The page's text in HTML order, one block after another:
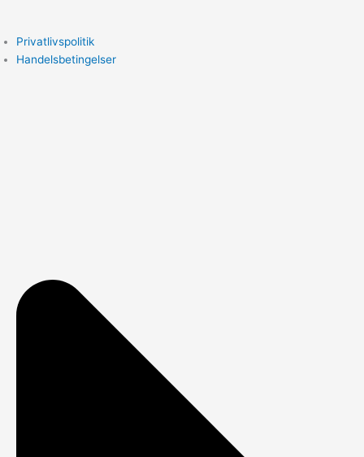
Privatlivspolitik
Handelsbetingelser